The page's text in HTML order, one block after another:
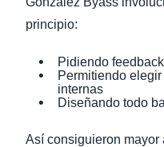
principio:
Pidiendo feedback
Permitiendo
internas
Diseñando todo
Así consiguieron mayor